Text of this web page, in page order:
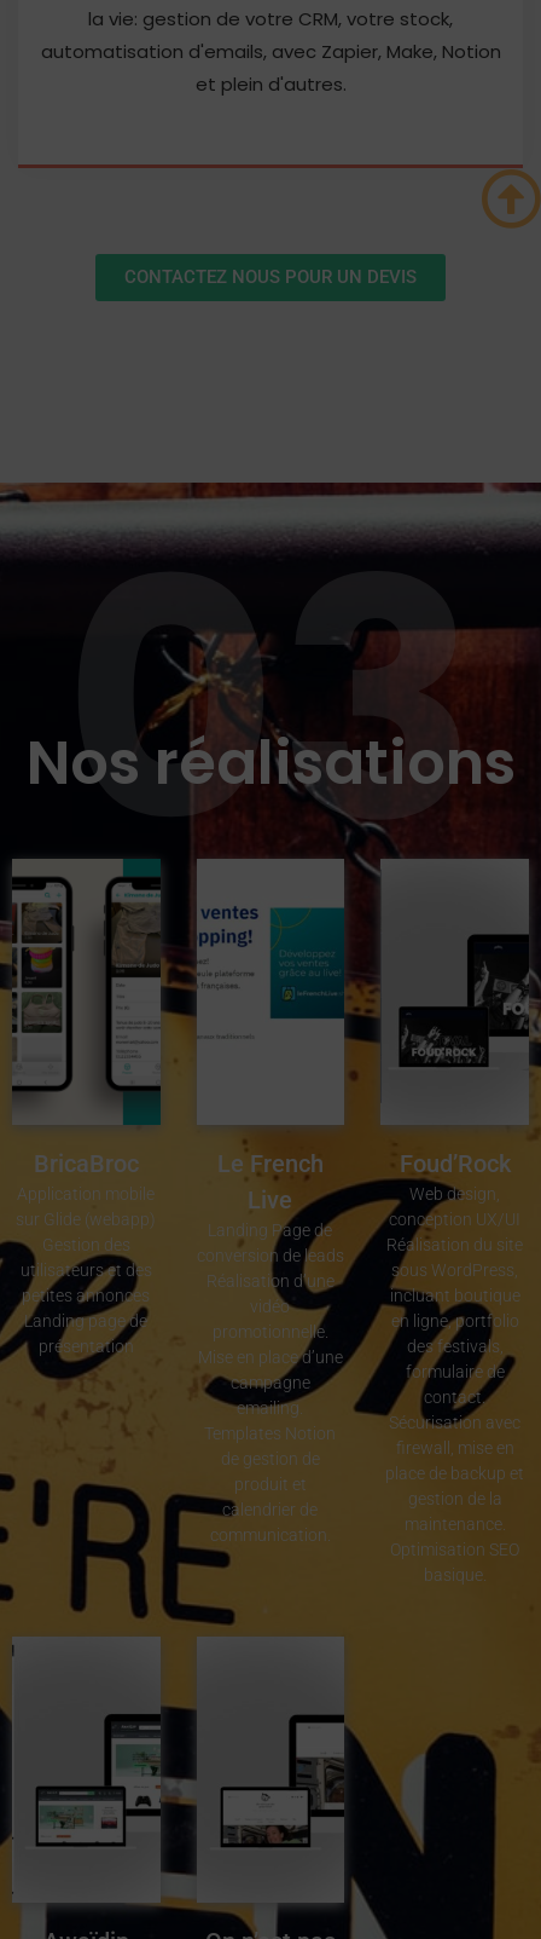
la vie: gestion de votre CRM, votre stock,
automatisation d'emails, avec Zapier, Make, Notion
et plein d'autres.
CONTACTEZ NOUS POUR UN DEVIS
03
Nos réalisations
BricaBroc
Application mobile
sur Glide (webapp)
Gestion des
utilisateurs et des
petites annonces
Landing page de
présentation
Le French
Live
Landing Page de
conversion de leads
Réalisation d’une
vidéo
promotionnelle.
Mise en place d’une
campagne
emailing.
Templates Notion
de gestion de
produit et
calendrier de
communication.
Foud’Rock
Web design,
conception UX/UI
Réalisation du site
sous WordPress,
incluant boutique
en ligne, portfolio
des festivals,
formulaire de
contact.
Sécurisation avec
firewall, mise en
place de backup et
gestion de la
maintenance.
Optimisation SEO
basique.